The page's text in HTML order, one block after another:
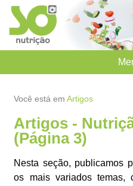
Você está emArtigos
Artigos -
(Página 3)
Nesta seção, publicamos
os mais variados temas,